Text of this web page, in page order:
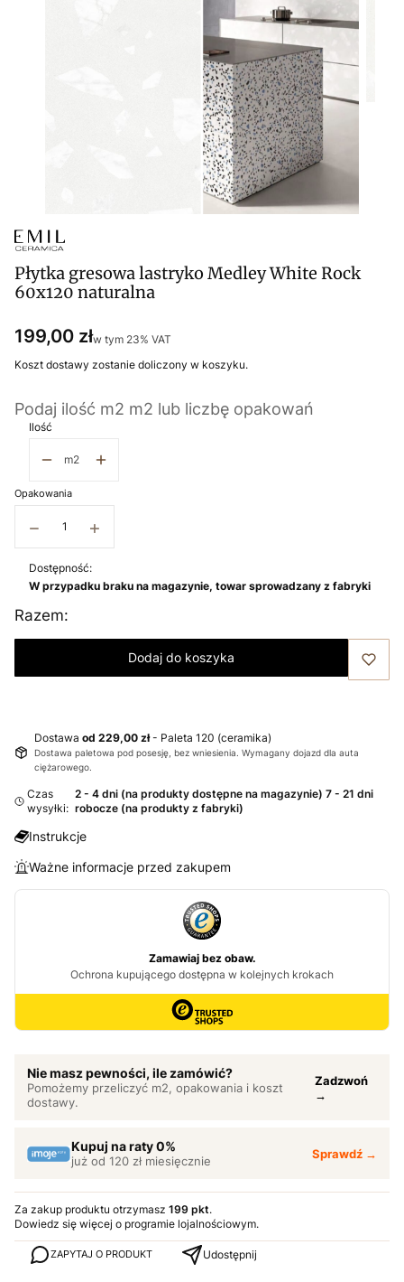
Płytka gresowa lastryko Medley White Rock
60x120 naturalna
Cena
199,00 złw tym 23% VAT
w tym 23% VAT
Koszt dostawy zostanie doliczony w koszyku.
Podaj ilość m2 m2 lub liczbę opakowań
Ilość
m2
Opakowania
− +
Dostępność:
W przypadku braku na magazynie, towar sprowadzany z fabryki
Razem:
Dodaj do koszyka
Dostawa od 229,00 zł- Paleta 120 (ceramika)
Dostawa paletowa pod posesję, bez wniesienia. Wymagany dojazd dla auta
ciężarowego.
Czas
wysyłki:
2 - 4 dni (na produkty dostępne na magazynie) 7 - 21 dni
robocze (na produkty z fabryki)
Instrukcje
Ważne informacje przed zakupem
Nie masz pewności, ile zamówić?
Pomożemy przeliczyć m2, opakowania i koszt
dostawy.
Zadzwoń
→
Kupuj na raty 0%
już od 120 zł miesięcznie
Sprawdź →
Za zakup produktu otrzymasz 199 pkt.
Dowiedz się więcej o programie lojalnościowym.
ZAPYTAJ O PRODUKT Udostępnij